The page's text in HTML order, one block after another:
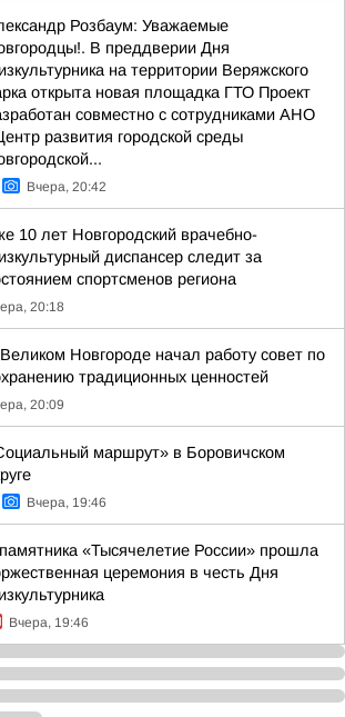
Розбаум: Уважаемые
В преддверии Дня
на территории Веряжского
открыта новая площадка ГТО Проект
совместно с сотрудниками АНО
развития городской среды
Вчера, 20:42
10 лет Новгородский врачебно-
диспансер следит за
спортсменов региона
20:18
Новгороде начал работу совет по
традиционных ценностей
20:09
маршрут» в Боровичском
Вчера, 19:46
«Тысячелетие России» прошла
церемония в честь Дня
Вчера, 19:46